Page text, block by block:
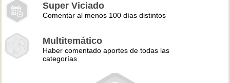
Super Viciado
Comentar al menos 100 días distintos
Multitemático
Haber comentado aportes de todas las
categorías